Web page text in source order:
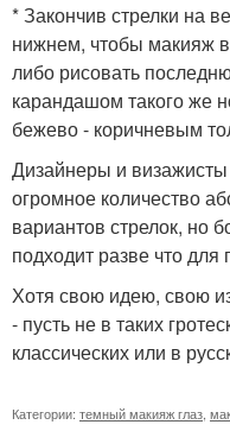
* Закончив стрелки на
нижнем, чтобы макияж
либо рисовать
карандашом такого же
бежево - коричневым
Дизайнеры и
огромное количество
вариантов стрелок, но
подходит разве что
Хотя свою идею, свою
- пусть не в таких
классических или в
Категории: темный макияж глаз,